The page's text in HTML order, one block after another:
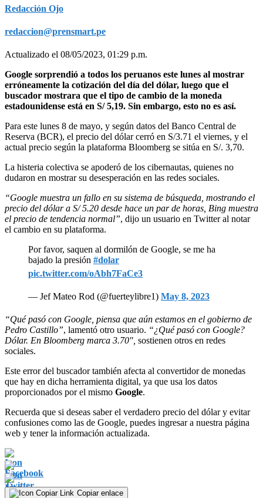
Redacción Ojo
redaccion@prensmart.pe
Actualizado el 08/05/2023, 01:29 p.m.
Google sorprendió a todos los peruanos este lunes al mostrar
erróneamente la cotización del día del dólar, luego que el
buscador mostrara que el tipo de cambio de la moneda
estadounidense está en S/ 5,19. Sin embargo, esto no es así.
Para este lunes 8 de mayo, y según datos del Banco Central de
Reserva (BCR), el precio del dólar cerró en S/3.71 el viernes, y el
actual precio según la plataforma Bloomberg se sitúa en S/. 3,70.
La histeria colectiva se apoderó de los cibernautas, quienes no
dudaron en mostrar su desesperación en las redes sociales.
“Google muestra un fallo en su sistema de búsqueda, mostrando el
precio del dólar a S/ 5.20 desde hace un par de horas, Bing muestra
el precio de tendencia normal”, dijo un usuario en Twitter al notar
el cambio en su plataforma.
Por favor, saquen al dormilón de Google, se me ha
bajado la presión #dolar
pic.twitter.com/oAbh7FaCe3
— Jef Mateo Rod (@fuerteylibre1) May 8, 2023
“Qué pasó con Google, piensa que aún estamos en el gobierno de
Pedro Castillo”, lamentó otro usuario. “¿Qué pasó con Google?
Dólar. En Bloomberg marca 3.70″, sostienen otros en redes
sociales.
Este error del buscador también afecta al convertidor de monedas
que hay en dicha herramienta digital, ya que usa los datos
proporcionados por el mismo Google.
Recuerda que si deseas saber el verdadero precio del dólar y evitar
confusiones como las de Google, puedes ingresar a nuestra página
web y tener la información actualizada.
Copiar enlace